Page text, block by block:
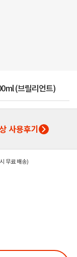
(브릴리언트)
사용후기
무료 배송)